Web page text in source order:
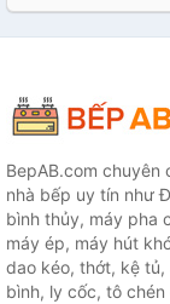
BepAB.com
nhà bếp uy tín như
bình thủy, máy pha
máy ép, máy hút
dao kéo, thớt, kệ
bình, ly cốc, tô